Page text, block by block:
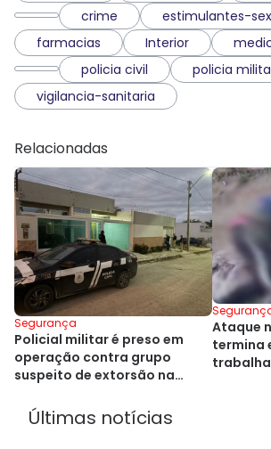
crime
estimulantes-
farmacias
Interior
policia civil
policia
vigilancia-sanitaria
Relacionadas
Segurança
Policial militar é preso em
operação contra grupo
suspeito de extorsão na
Ataque
termina
Últimas notícias